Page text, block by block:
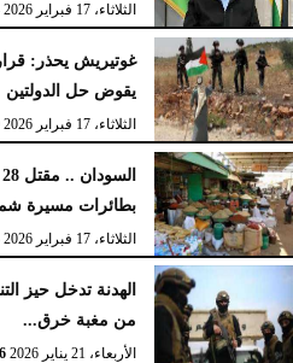
الثلاثاء، 17 فبراير 2026
غوتيريش يحذر:
يقوض حل الدولتين
الثلاثاء، 17 فبراير 2026
بطائرات مسيرة
الثلاثاء، 17 فبراير 2026
الهدنة تدخل حيز
من مغبة خرق...
الأربعاء، 21 يناير 2026